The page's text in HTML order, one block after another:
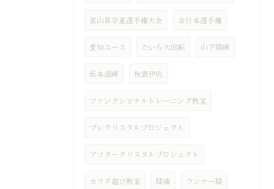
富山県学童選手権大会 全日本選手権
愛知ユース たいら大回転 山下陽暉
坂本遥暉 秋鹿伊吹
ファンクショナルトレーニング教室
プレクリスタルプロジェクト
アフタークリスタルプロジェクト
カラダ遊び教室 膝痛 ランナー膝